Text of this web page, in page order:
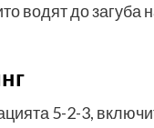
водят до загуба
5-2-3,